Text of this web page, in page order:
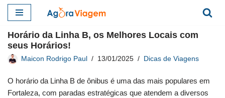
para
o
conteúdo
Horário da Linha B, os Melhores Locais com
seus Horários!
Maicon Rodrigo Paul 13/01/2025 Dicas de Viagens
O horário da Linha B de ônibus é uma das mais populares em
Fortaleza, com paradas estratégicas que atendem a diversos